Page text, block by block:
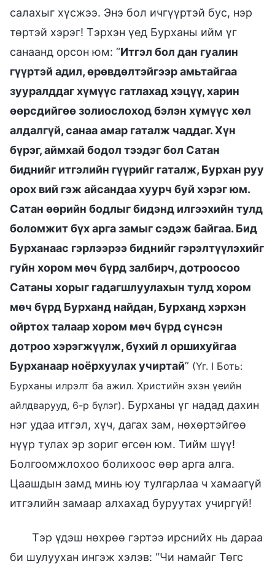
салахыг хүсжээ. Энэ бол ичгүүртэй бус, нэр
төртэй хэрэг! Тэрхэн үед Бурханы ийм үг
санаанд орсон юм: “Итгэл бол дан гуалин
гүүртэй адил, өрөвдөлтэйгээр амьтайгаа
зууралддаг хүмүүс гатлахад хэцүү, харин
өөрсдийгөө золиослоход бэлэн хүмүүс хөл
алдалгүй, санаа амар гаталж чаддаг. Хүн
бүрэг, аймхай бодол тээдэг бол Сатан
биднийг итгэлийн гүүрийг гаталж, Бурхан руу
орох вий гэж айсандаа хуурч буй хэрэг юм.
Сатан өөрийн бодлыг бидэнд илгээхийн тулд
боломжит бүх арга замыг сэдэж байгаа. Бид
Бурханаас гэрлээрээ биднийг гэрэлтүүлэхийг
гуйн хором мөч бүрд залбирч, дотроосоо
Сатаны хорыг гадагшлуулахын тулд хором
мөч бүрд Бурханд найдан, Бурханд хэрхэн
ойртох талаар хором мөч бүрд сүнсэн
дотроо хэрэгжүүлж, бүхий л оршихуйгаа
Бурханаар ноёрхуулах учиртай” (Үг. I Боть:
Бурханы илрэлт ба ажил. Христийн эхэн үеийн
айлдварууд, 6-р бүлэг). Бурханы үг надад дахин
нэг удаа итгэл, хүч, дагах зам, нөхөртэйгөө
нүүр тулах эр зориг өгсөн юм. Тийм шүү!
Болгоомжлохоо болихоос өөр арга алга.
Цаашдын замд минь юу тулгарлаа ч хамаагүй
итгэлийн замаар алхахад буруутах учиргүй!
Тэр үдэш нөхрөө гэртээ ирснийх нь дараа
би шулуухан ингэж хэлэв: “Чи намайг Төгс